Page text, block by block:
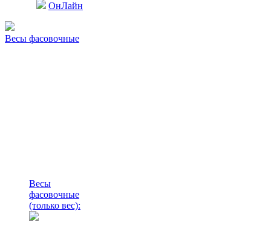
ОнЛайн
Весы фасовочные
Весы
фасовочные
(только вес):